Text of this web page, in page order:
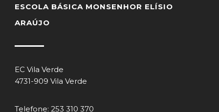
ESCOLA BÁSICA MONSENHOR ELÍSIO
ARAÚJO
EC Vila Verde
4731-909 Vila Verde
Telefone: 253 310 370